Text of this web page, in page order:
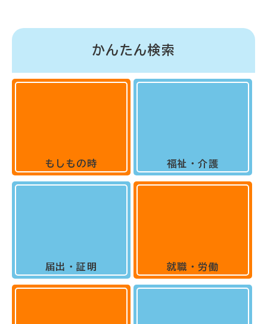
かんたん検索
もしもの時
届出・証明
福祉・介護
就職・労働